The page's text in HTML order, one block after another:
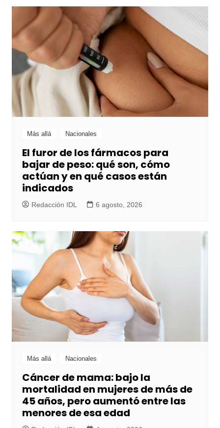
Más allá Nacionales
El furor de los fármacos para
bajar de peso: qué son, cómo
actúan y en qué casos están
indicados
Redacción IDL 6 agosto, 2026
Más allá Nacionales
Cáncer de mama: bajo la
mortalidad en mujeres de más de
45 años, pero aumentó entre las
menores de esa edad